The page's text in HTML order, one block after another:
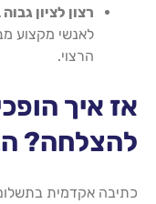
רצון לציון
לאנשי מקצוע
הרצוי.
אז איך
להצלחה?
כתיבה אקדמית בתשלום